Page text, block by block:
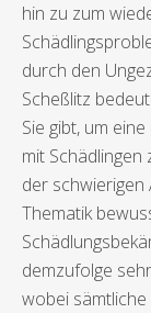
hin zu zum
durch den
Scheßlitz
Sie gibt, um
mit
der
Thematik
demzufolge
wobei